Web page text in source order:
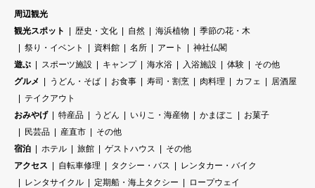
周辺観光
観光スポット
歴史・文化 自然 海浜植物
季節の花・木
祭り・イベント
資料館 名所 アート
神社仏閣
遊ぶ
スポーツ施設 キャンプ 海水浴 入浴施設 体験
その他
グルメ
うどん・そば お食事 寿司・割烹 肉料理 カフェ
居酒屋
テイクアウト
おみやげ
特産品 うどん いりこ・海産物 かまぼこ
お菓子
民芸品
産直市
その他
宿泊
ホテル 旅館 ゲストハウス
その他
アクセス
自転車修理 タクシー・バス
レンタカー・バイク
レンタサイクル
定期船・海上タクシー
ロープウェイ